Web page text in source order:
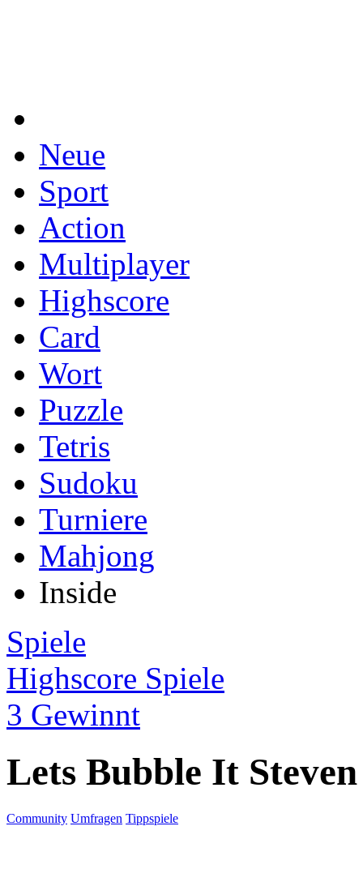
Neue
Sport
Action
Multiplayer
Highscore
Card
Wort
Puzzle
Tetris
Sudoku
Turniere
Mahjong
Inside
Spiele
Highscore Spiele
3 Gewinnt
Lets Bubble It Steven
Community Umfragen Tippspiele